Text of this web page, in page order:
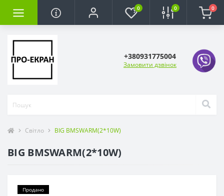
0 0 0
+380931775004
Замовити дзвінок
Світло BIG BMSWARM(2*10W)
BIG BMSWARM(2*10W)
Продано